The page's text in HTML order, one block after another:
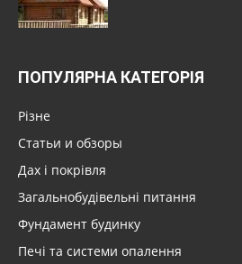
ПОПУЛЯРНА КАТЕГОРІЯ
Різне
Статьи и обзоры
Дах і покрівля
Загальнобудівельні питання
Фундамент будинку
Печі та системи опалення